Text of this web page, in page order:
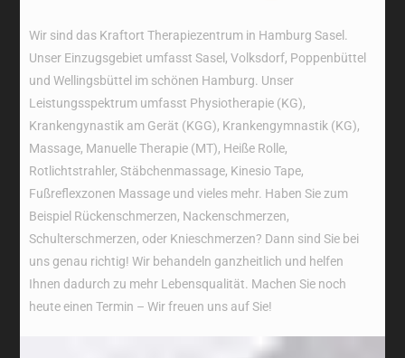
Wir sind das Kraftort Therapiezentrum in Hamburg Sasel.
Unser Einzugsgebiet umfasst Sasel, Volksdorf, Poppenbüttel
und Wellingsbüttel im schönen Hamburg. Unser
Leistungsspektrum umfasst Physiotherapie (KG),
Krankengynastik am Gerät (KGG), Krankengymnastik (KG),
Massage, Manuelle Therapie (MT), Heiße Rolle,
Rotlichtstrahler, Stäbchenmassage, Kinesio Tape,
Fußreflexzonen Massage und vieles mehr. Haben Sie zum
Beispiel Rückenschmerzen, Nackenschmerzen,
Schulterschmerzen, oder Knieschmerzen? Dann sind Sie bei
uns genau richtig! Wir behandeln ganzheitlich und helfen
Ihnen dadurch zu mehr Lebensqualität. Machen Sie noch
heute einen Termin – Wir freuen uns auf Sie!